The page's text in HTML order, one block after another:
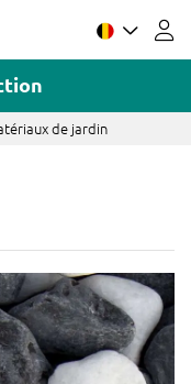
de jardin